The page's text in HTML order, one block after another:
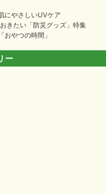
にやさしいUVケア
きたい「防災グッズ」特集
やつの時間」
ー